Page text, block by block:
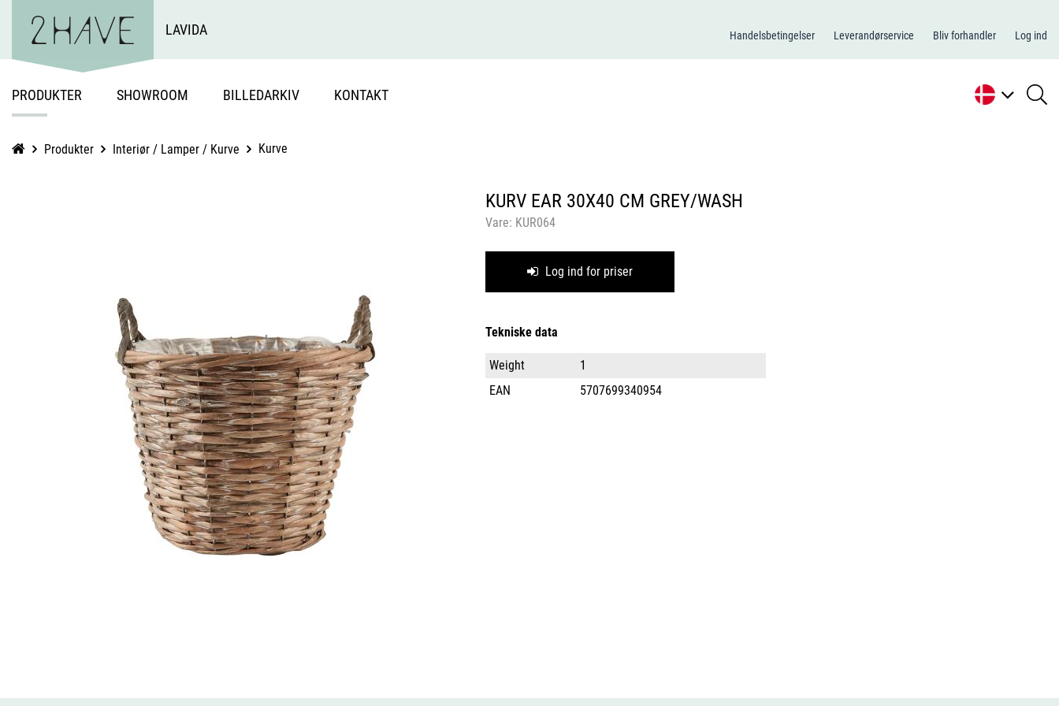
LAVIDA Handelsbetingelser Leverandørservice Bliv forhandler Log ind
PRODUKTER SHOWROOM BILLEDARKIV KONTAKT
Produkter Interiør / Lamper / Kurve Kurve
KURV EAR 30X40 CM GREY/WASH
Vare: KUR064
Log ind for priser
Tekniske data
Weight
1
EAN
5707699340954